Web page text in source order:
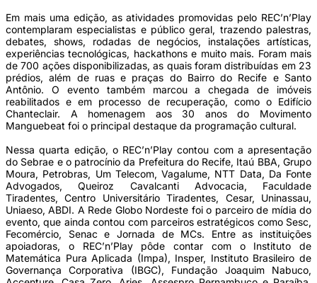
Em mais uma edição, as atividades promovidas pelo REC’n’Play
contemplaram especialistas e público geral, trazendo palestras,
debates, shows, rodadas de negócios, instalações artísticas,
experiências tecnológicas, hackathons e muito mais. Foram mais
de 700 ações disponibilizadas, as quais foram distribuídas em 23
prédios, além de ruas e praças do Bairro do Recife e Santo
Antônio. O evento também marcou a chegada de imóveis
reabilitados e em processo de recuperação, como o Edifício
Chanteclair. A homenagem aos 30 anos do Movimento
Manguebeat foi o principal destaque da programação cultural.
Nessa quarta edição, o REC’n’Play contou com a apresentação
do Sebrae e o patrocínio da Prefeitura do Recife, Itaú BBA, Grupo
Moura, Petrobras, Um Telecom, Vagalume, NTT Data, Da Fonte
Advogados, Queiroz Cavalcanti Advocacia, Faculdade
Tiradentes, Centro Universitário Tiradentes, Cesar, Uninassau,
Uniaeso, ABDI. A Rede Globo Nordeste foi o parceiro de mídia do
evento, que ainda contou com parceiros estratégicos como Sesc,
Fecomércio, Senac e Jornada de MCs. Entre as instituições
apoiadoras, o REC’n’Play pôde contar com o Instituto de
Matemática Pura Aplicada (Impa), Insper, Instituto Brasileiro de
Governança Corporativa (IBGC), Fundação Joaquim Nabuco,